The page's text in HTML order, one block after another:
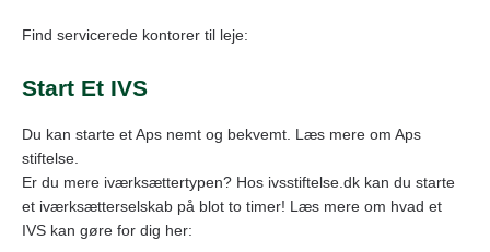
Find servicerede kontorer til leje:
Start Et IVS
Du kan starte et Aps nemt og bekvemt. Læs mere om Aps
stiftelse.
Er du mere iværksættertypen? Hos ivsstiftelse.dk kan du starte
et iværksætterselskab på blot to timer! Læs mere om hvad et
IVS kan gøre for dig her: